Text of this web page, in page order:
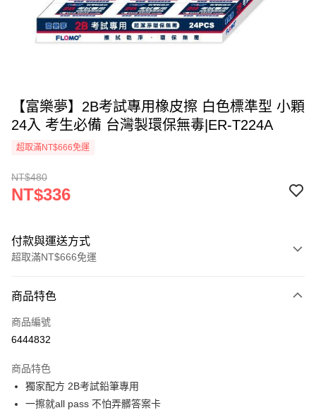
【富樂夢】2B考試專用橡皮擦 白色標準型 小顆
24入 考生必備 台灣製環保無毒|ER-T224A
超取滿NT$666免運
NT$480
NT$336
付款與運送方式
超取滿NT$666免運
信用卡一次付款
超商取貨付款
Apple Pay
街口支付
商品特色
商品編號
6444832
商品特色
獨家配方 2B考試鉛筆專用
一擦就all pass 不怕弄髒答案卡